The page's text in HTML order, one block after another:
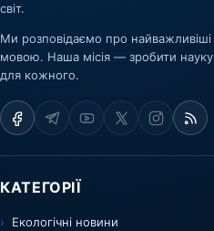
світ.
Ми розповідаємо про
мовою. Наша місія — зробити
для кожного.
КАТЕГОРІЇ
Екологічні новини